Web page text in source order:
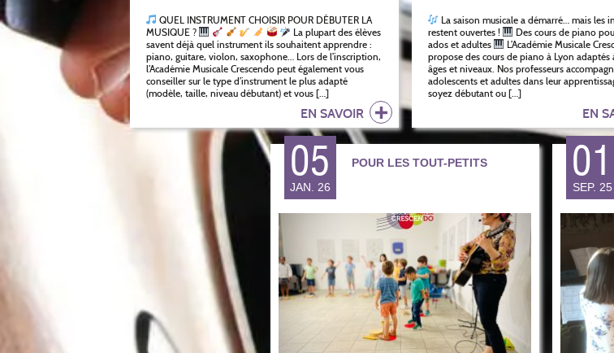
QUEL INSTRUMENT CHOISIR POUR DÉBUTER LA
MUSIQUE ?
La plupart des élèves
savent déjà quel instrument ils souhaitent apprendre :
piano, guitare, violon, saxophone… Lors de l’inscription,
l’Académie Musicale Crescendo peut également vous
conseiller sur le type d’instrument le plus adapté
(modèle, taille, niveau débutant) et vous […]
EN SAVOIR
La saison musicale a démarré… mais les
restent ouvertes !
Des cours de piano
ados et adultes
L’Académie Musicale
propose des cours de piano à Lyon adaptés
âges et niveaux. Nos professeurs
adolescents et adultes dans leur
soyez débutant ou […]
EN
05
JAN. 26
POUR LES TOUT-PETITS 01
SEP. 25